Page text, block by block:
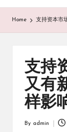
Home 支持资本市
支持
又有
样影
By admin